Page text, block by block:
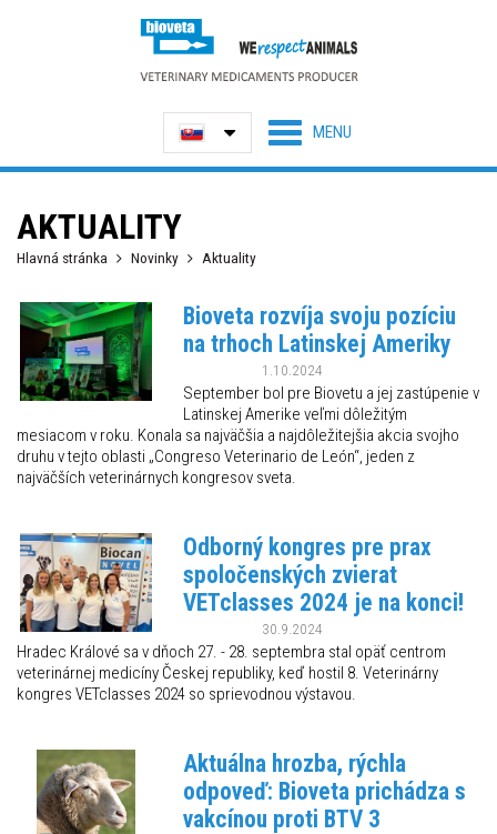
AKTUALITY
Hlavná stránka Novinky Aktuality
Bioveta rozvíja svoju pozíciu
na trhoch Latinskej Ameriky
1.10.2024
September bol pre Biovetu a jej zastúpenie v
Latinskej Amerike veľmi dôležitým
mesiacom v roku. Konala sa najväčšia a najdôležitejšia akcia svojho
druhu v tejto oblasti „Congreso Veterinario de León“, jeden z
najväčších veterinárnych kongresov sveta.
Odborný kongres pre prax
spoločenských zvierat
VETclasses 2024 je na konci!
30.9.2024
Hradec Králové sa v dňoch 27. - 28. septembra stal opäť centrom
veterinárnej medicíny Českej republiky, keď hostil 8. Veterinárny
kongres VETclasses 2024 so sprievodnou výstavou.
Aktuálna hrozba, rýchla
odpoveď: Bioveta prichádza s
vakcínou proti BTV 3